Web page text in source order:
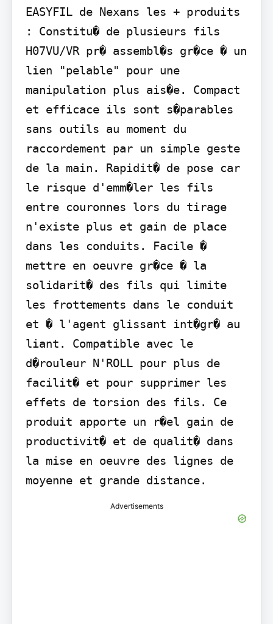
EASYFIL de Nexans les + produits
: Constitu� de plusieurs fils
H07VU/VR pr� assembl�s gr�ce � un
lien "pelable" pour une
manipulation plus ais�e. Compact
et efficace ils sont s�parables
sans outils au moment du
raccordement par un simple geste
de la main. Rapidit� de pose car
le risque d'emm�ler les fils
entre couronnes lors du tirage
n'existe plus et gain de place
dans les conduits. Facile �
mettre en oeuvre gr�ce � la
solidarit� des fils qui limite
les frottements dans le conduit
et � l'agent glissant int�gr� au
liant. Compatible avec le
d�rouleur N'ROLL pour plus de
facilit� et pour supprimer les
effets de torsion des fils. Ce
produit apporte un r�el gain de
productivit� et de qualit� dans
la mise en oeuvre des lignes de
moyenne et grande distance.
Advertisements